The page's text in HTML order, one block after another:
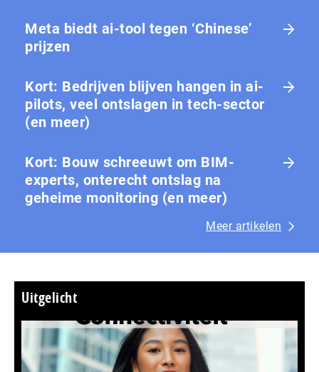
Meta biedt ai-tool tegen ‘Chinese’
prijzen
Kort: Bedrijven blijven hangen in ai-
pilots, veel ontslagen in tech-sector
(en meer)
Kort: Bouw schreeuwt om BIM-
experts, onterecht ontslag na
geheime monitoring (en meer)
Meer artikelen
Uitgelicht